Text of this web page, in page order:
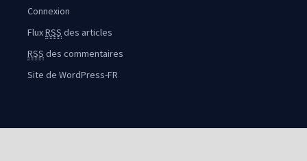
Connexion
FluxRSS des articles
RSS des commentaires
Site de WordPress-FR